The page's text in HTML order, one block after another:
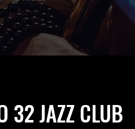
32 JAZZ CLUB